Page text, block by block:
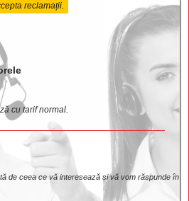
reclamații.
cu tarif normal.
de ceea ce vă interesează și vă vom răspunde în